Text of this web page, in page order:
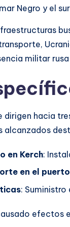
Negro y el
militar rusa
dirigen hacia
alcanzados
en Kerch:
en el
:
efectos